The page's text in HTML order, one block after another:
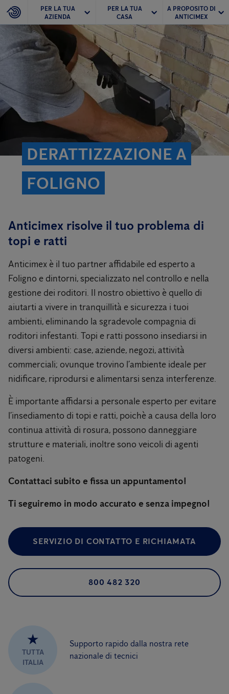
PER LA TUA
AZIENDA
PER LA TUA
CASA
A PROPOSITO DI
ANTICIMEX
DERATTIZZAZIONE A
FOLIGNO
Anticimex risolve il tuo problema di
topi e ratti
Anticimex è il tuo partner affidabile ed esperto a
Foligno e dintorni, specializzato nel controllo e nella
gestione dei roditori. Il nostro obiettivo è quello di
aiutarti a vivere in tranquillità e sicurezza i tuoi
ambienti, eliminando la sgradevole compagnia di
roditori infestanti. Topi e ratti possono insediarsi in
diversi ambienti: case, aziende, negozi, attività
commerciali; ovunque trovino l’ambiente ideale per
nidificare, riprodursi e alimentarsi senza interferenze.
È importante affidarsi a personale esperto per evitare
l’insediamento di topi e ratti, poichè a causa della loro
continua attività di rosura, possono danneggiare
strutture e materiali, inoltre sono veicoli di agenti
patogeni.
Contattaci subito e fissa un appuntamento!
Ti seguiremo in modo accurato e senza impegno!
SERVIZIO DI CONTATTO E RICHIAMATA
800 482 320
★
TUTTA
ITALIA
Supporto rapido dalla nostra rete
nazionale di tecnici